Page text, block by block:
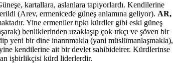
kartallara, aslanlara tapıyorlardı. Kendilerine
(Arev, ermenicede güneş anlamına geliyor). AR,
Yine ermeniler tıpkı kürdler gibi eski güneş
benliklerinden uzaklaşıp çok ırkçı ve şöven bir
yeni bir dine inannmakla (yani müslümanlaşmakla),
kendilerine ait bir devlet sahibideirer. Kürdlerinse
işbirlikçisi kürd liderlerdir.